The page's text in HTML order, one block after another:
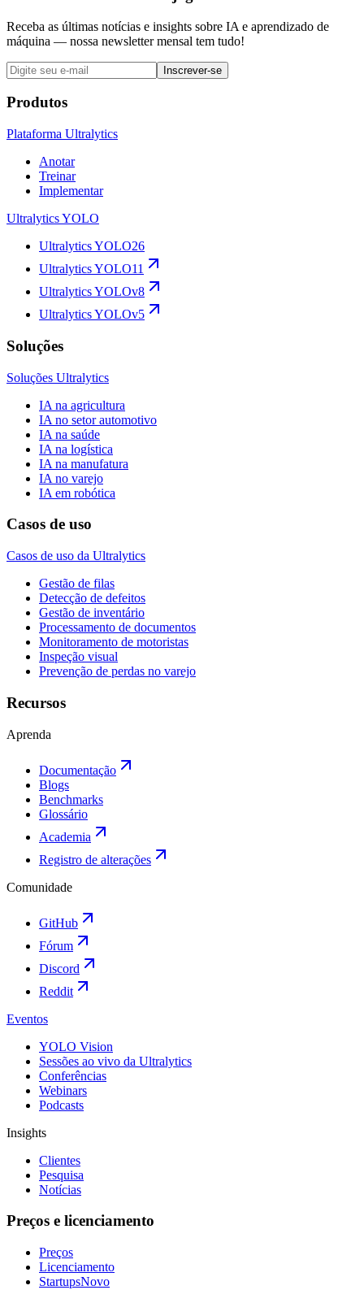
Receba as últimas notícias e insights sobre IA e aprendizado de
máquina — nossa newsletter mensal tem tudo!
Inscrever-se
Produtos
Plataforma Ultralytics
Anotar
Treinar
Implementar
Ultralytics YOLO
Ultralytics YOLO26
Ultralytics YOLO11
Ultralytics YOLOv8
Ultralytics YOLOv5
Soluções
Soluções Ultralytics
IA na agricultura
IA no setor automotivo
IA na saúde
IA na logística
IA na manufatura
IA no varejo
IA em robótica
Casos de uso
Casos de uso da Ultralytics
Gestão de filas
Detecção de defeitos
Gestão de inventário
Processamento de documentos
Monitoramento de motoristas
Inspeção visual
Prevenção de perdas no varejo
Recursos
Aprenda
Documentação
Blogs
Benchmarks
Glossário
Academia
Registro de alterações
Comunidade
GitHub
Fórum
Discord
Reddit
Eventos
YOLO Vision
Sessões ao vivo da Ultralytics
Conferências
Webinars
Podcasts
Insights
Clientes
Pesquisa
Notícias
Preços e licenciamento
Preços
Licenciamento
StartupsNovo